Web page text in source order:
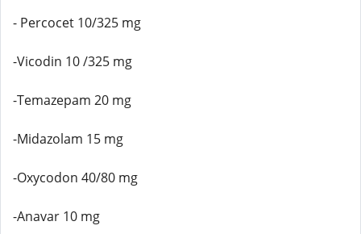
- Percocet 10/325 mg
-Vicodin 10 /325 mg
-Temazepam 20 mg
-Midazolam 15 mg
-Oxycodon 40/80 mg
-Anavar 10 mg